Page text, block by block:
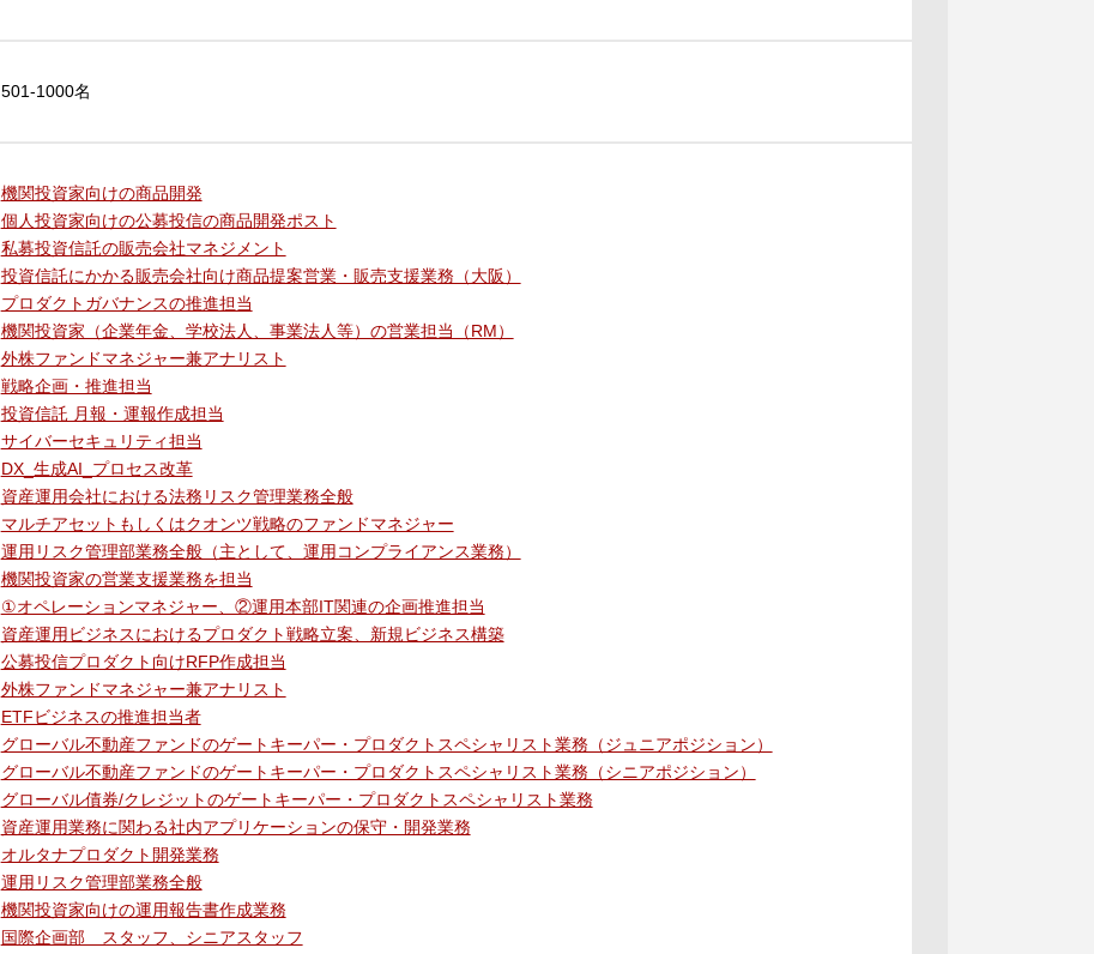
501-1000名
機関投資家向けの商品開発
個人投資家向けの公募投信の商品開発ポスト
私募投資信託の販売会社マネジメント
投資信託にかかる販売会社向け商品提案営業・販売支援業務（大阪）
プロダクトガバナンスの推進担当
機関投資家（企業年金、学校法人、事業法人等）の営業担当（RM）
外株ファンドマネジャー兼アナリスト
戦略企画・推進担当
投資信託 月報・運報作成担当
サイバーセキュリティ担当
DX_生成AI_プロセス改革
資産運用会社における法務リスク管理業務全般
マルチアセットもしくはクオンツ戦略のファンドマネジャー
運用リスク管理部業務全般（主として、運用コンプライアンス業務）
機関投資家の営業支援業務を担当
①オペレーションマネジャー、②運用本部IT関連の企画推進担当
資産運用ビジネスにおけるプロダクト戦略立案、新規ビジネス構築
公募投信プロダクト向けRFP作成担当
外株ファンドマネジャー兼アナリスト
ETFビジネスの推進担当者
グローバル不動産ファンドのゲートキーパー・プロダクトスペシャリスト業務（ジュニアポジション）
グローバル不動産ファンドのゲートキーパー・プロダクトスペシャリスト業務（シニアポジション）
グローバル債券/クレジットのゲートキーパー・プロダクトスペシャリスト業務
資産運用業務に関わる社内アプリケーションの保守・開発業務
オルタナプロダクト開発業務
運用リスク管理部業務全般
機関投資家向けの運用報告書作成業務
国際企画部 スタッフ、シニアスタッフ